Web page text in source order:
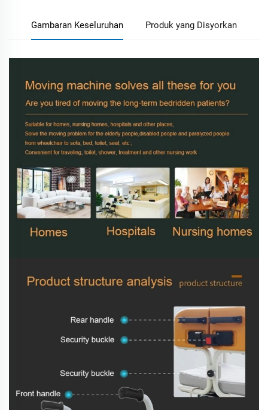
Gambaran Keseluruhan Produk yang Disyorkan